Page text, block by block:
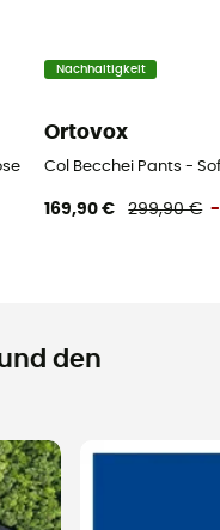
- Herren
Nachhaltigkeit
Ortovox
Col Becchei Pants -
169,90 € 299,90 € -
den